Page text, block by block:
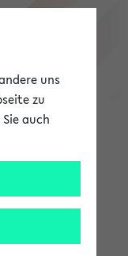
uns
zu
auch